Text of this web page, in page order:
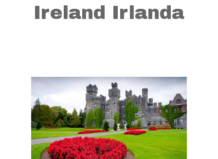
Ireland Irlanda